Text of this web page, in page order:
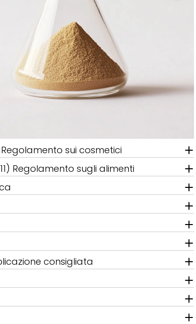
sui cosmetici
Regolamento sugli alimenti
consigliata